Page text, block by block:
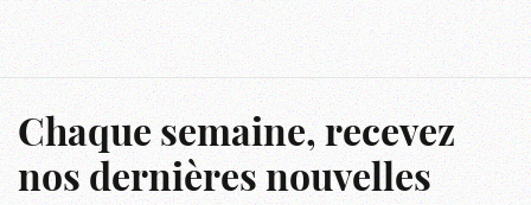
Chaque semaine, recevez
nos dernières nouvelles